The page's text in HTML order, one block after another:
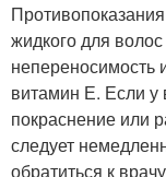
жидкого для
непереносимость
витамин Е. Если у
покраснение или
следует
обратиться к